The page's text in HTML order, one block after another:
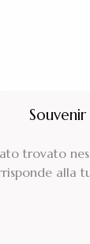
Souvenir
trovato
alla